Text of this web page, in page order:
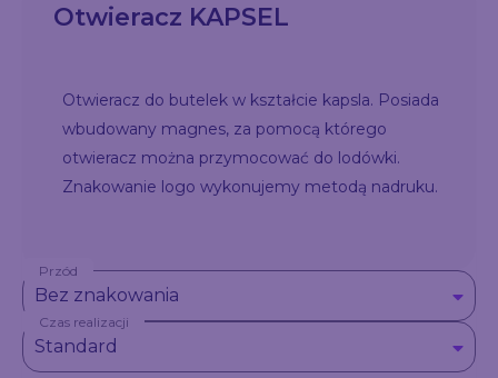
Otwieracz KAPSEL
Otwieracz do butelek w kształcie kapsla. Posiada
wbudowany magnes, za pomocą którego
otwieracz można przymocować do lodówki.
Znakowanie logo wykonujemy metodą nadruku.
Przód
Bez znakowania
Czas realizacji
Standard